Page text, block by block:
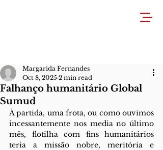
Falhanço humanitário Global
Sumud
Margarida Fernandes
Oct 8, 2025 2 min read
À partida, uma frota, ou como ouvimos
incessantemente nos media no último
mês, flotilha com fins humanitários
teria a missão nobre, meritória e